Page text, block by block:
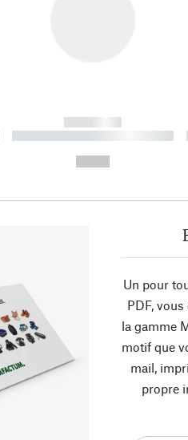
------------
----------- ----------- ----------
Un pour
PDF,
la gamme
motif que
mail,
propre